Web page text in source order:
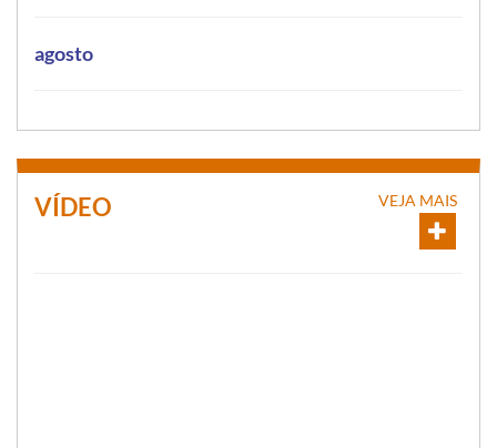
agosto
VÍDEO VEJA MAIS